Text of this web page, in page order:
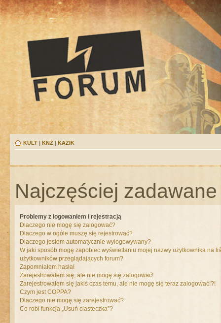
KULT | KNŻ | KAZIK
Najczęściej
Problemy z logowaniem i rejestracją
Dlaczego nie mogę się zalogować?
Dlaczego w ogóle muszę się rejestrować?
Dlaczego jestem automatycznie wylogowywany?
W jaki sposób mogę zapobiec wyświetlaniu mojej nazwy użytkownika na
użytkowników przeglądających forum?
Zapomniałem hasła!
Zarejestrowałem się, ale nie mogę się zalogować!
Zarejestrowałem się jakiś czas temu, ale nie mogę się teraz zalogować!?!
Czym jest COPPA?
Dlaczego nie mogę się zarejestrować?
Co robi funkcja „Usuń ciasteczka”?